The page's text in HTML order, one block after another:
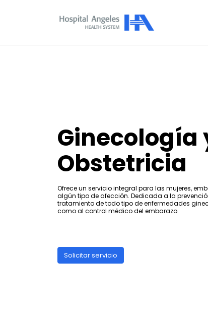
Ginecología
Obstetricia
Ofrece un servicio integral para las mujeres,
algún tipo de afección. Dedicada a la
tratamiento de todo tipo de enfermedades
como al control médico del embarazo.
Solicitar servicio